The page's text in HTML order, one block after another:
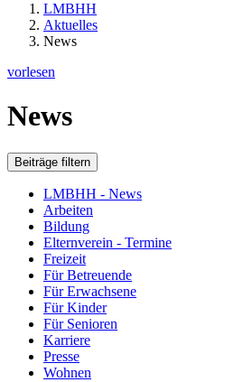
LMBHH
Aktuelles
News
vorlesen
News
Beiträge filtern
LMBHH - News
Arbeiten
Bildung
Elternverein - Termine
Freizeit
Für Betreuende
Für Erwachsene
Für Kinder
Für Senioren
Karriere
Presse
Wohnen